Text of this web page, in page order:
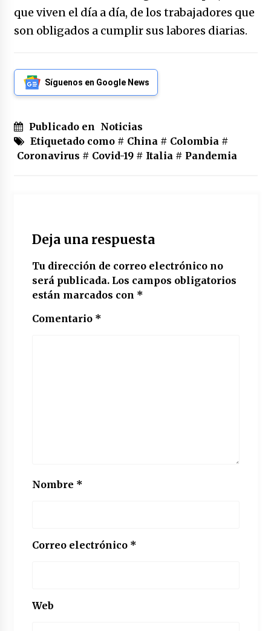
que viven el día a día, de los trabajadores que
son obligados a cumplir sus labores diarias.
Síguenos en Google News
Publicado en Noticias
Etiquetado como # China# Colombia#
Coronavirus # Covid-19# Italia# Pandemia
Deja una respuesta
Tu dirección de correo electrónico no
será publicada. Los campos obligatorios
están marcados con *
Comentario *
Nombre *
Correo electrónico *
Web